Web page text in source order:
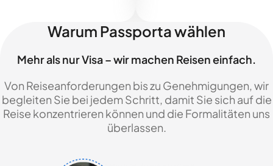
Warum Passporta wählen
Mehr als nur Visa – wir machen Reisen einfach.
Von Reiseanforderungen bis zu Genehmigungen, wir
begleiten Sie bei jedem Schritt, damit Sie sich auf die
Reise konzentrieren können und die Formalitäten uns
überlassen.